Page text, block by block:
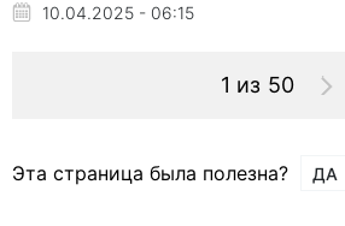
10.04.2025 - 06:15
1 из 50
Эта страница была полезна? ДА